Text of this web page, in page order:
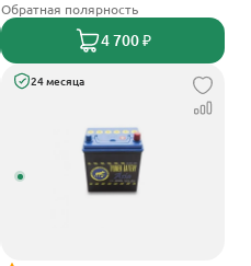
Обратная полярность
4 700 ₽
24 месяца